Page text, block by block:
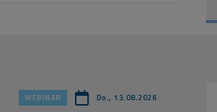
WEBINAR Do., 13.08.2026